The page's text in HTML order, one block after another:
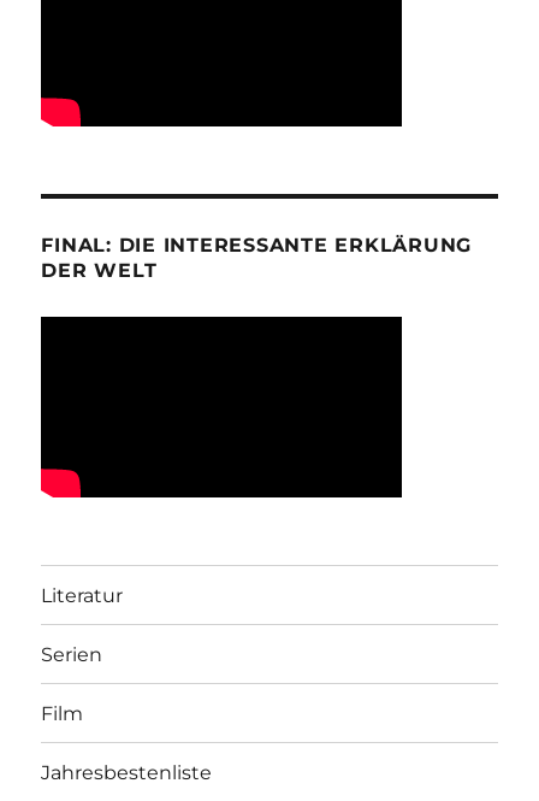
FINAL: DIE INTERESSANTE ERKLÄRUNG
DER WELT
Literatur
Serien
Film
Jahresbestenliste